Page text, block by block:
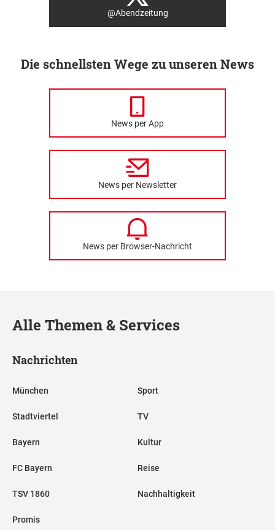
@Abendzeitung
Die schnellsten Wege zu unseren News
News per App
News per Newsletter
News per Browser-Nachricht
Alle Themen & Services
Nachrichten
München
Stadtviertel
Bayern
FC Bayern
TSV 1860
Promis
Sport
TV
Kultur
Reise
Nachhaltigkeit